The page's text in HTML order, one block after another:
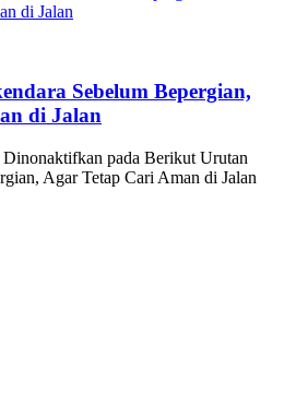
Sebelum Bepergian,
di Jalan
pada Berikut Urutan
Agar Tetap Cari Aman di Jalan